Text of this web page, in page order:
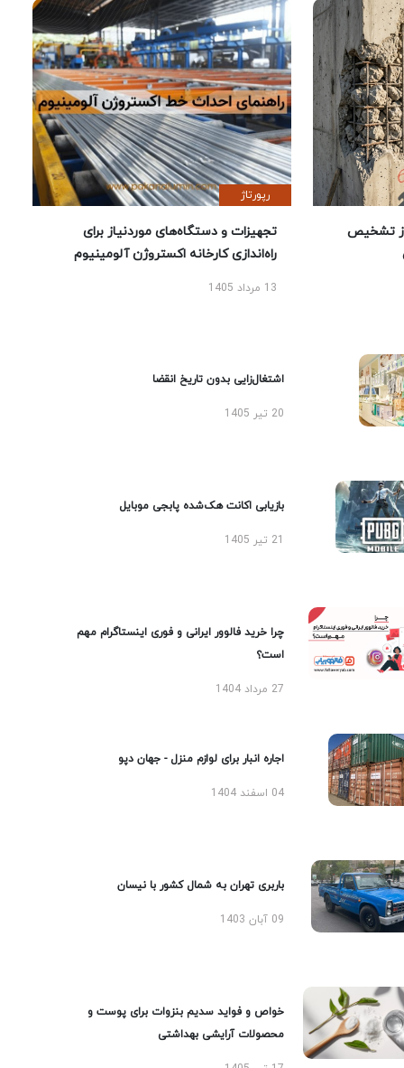
تشخیص
رپورتاژ
تجهیزات و دستگاه‌های موردنیاز برای
راه‌اندازی کارخانه اکستروژن آلومینیوم
13 مرداد 1405
اشتغال‌زایی بدون تاریخ انقضا
20 تیر 1405
بازیابی اکانت هک‌شده پابجی موبایل
چرا خرید فالوور ایرانی و فوری اینستاگرام مهم
است؟
27 مرداد 1404
اجاره انبار برای لوازم منزل - جهان دپو
04 اسفند 1404
باربری تهران به شمال کشور با نیسان
09 آبان 1403
خواص و فواید سدیم بنزوات برای پوست و
محصولات آرایشی بهداشتی